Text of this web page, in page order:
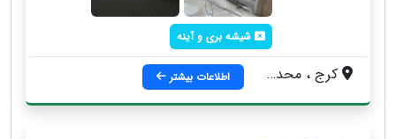
شیشه بری و آینه
کرج ، محدوده مهرشهر اطلاعات بیشتر